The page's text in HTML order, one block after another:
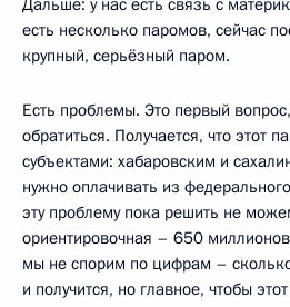
Дальше: у нас есть связь с
есть несколько паромов, сейчас
крупный, серьёзный паром.
Есть проблемы. Это первый
обратиться. Получается, что этот
субъектами: хабаровским и
нужно оплачивать из
эту проблему пока решить не
ориентировочная – 650
мы не спорим по цифрам – сколько
и получится, но главное, чтобы